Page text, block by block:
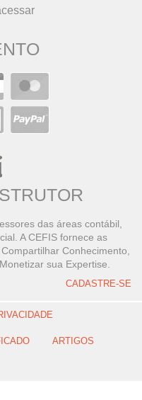
das áreas contábil,
A CEFIS fornece as
Conhecimento,
sua Expertise.
CADASTRE-SE
ARTIGOS